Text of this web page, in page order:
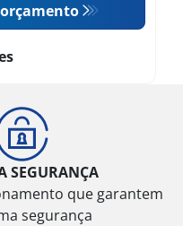
SEGURANÇA
que garantem
segurança